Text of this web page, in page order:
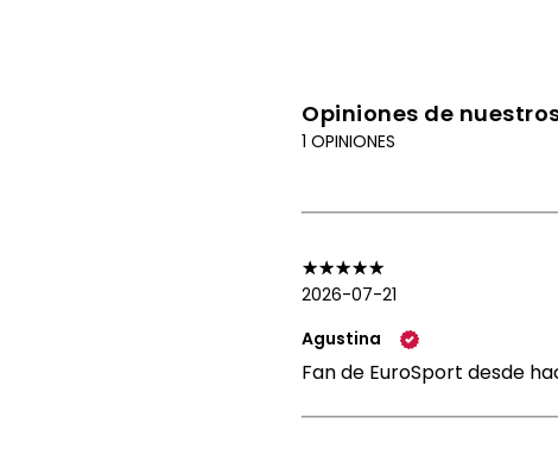
Opiniones de
1 OPINIONES
2026-07-21
Agustina
Fan de EuroSport desde